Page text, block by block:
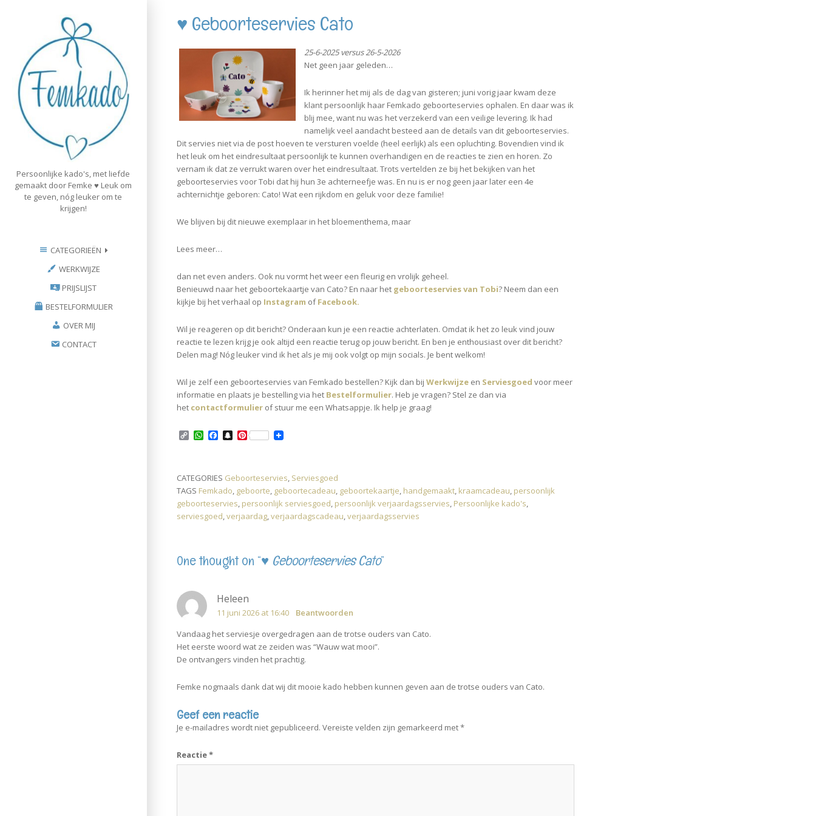
Persoonlijke kado's, met liefde
gemaakt door Femke ♥ Leuk om
te geven, nóg leuker om te
krijgen!
CATEGORIEËN
WERKWIJZE
PRIJSLIJST
BESTELFORMULIER
OVER MIJ
CONTACT
♥ Geboorteservies Cato
25-6-2025 versus 26-5-2026
Net geen jaar geleden…
Ik herinner het mij als de dag van gisteren; juni vorig jaar kwam deze
klant persoonlijk haar Femkado geboorteservies ophalen. En daar was ik
blij mee, want nu was het verzekerd van een veilige levering. Ik had
namelijk veel aandacht besteed aan de details van dit geboorteservies.
Dit servies niet via de post hoeven te versturen voelde (heel eerlijk) als een opluchting. Bovendien vind ik
het leuk om het eindresultaat persoonlijk te kunnen overhandigen en de reacties te zien en horen. Zo
vernam ik dat ze verrukt waren over het eindresultaat. Trots vertelden ze bij het bekijken van het
geboorteservies voor Tobi dat hij hun 3e achterneefje was. En nu is er nog geen jaar later een 4e
achternichtje geboren: Cato! Wat een rijkdom en geluk voor deze familie!
We blijven bij dit nieuwe exemplaar in het bloementhema, maar
Lees meer…
dan net even anders. Ook nu vormt het weer een fleurig en vrolijk geheel.
Benieuwd naar het geboortekaartje van Cato? En naar het geboorteservies van Tobi? Neem dan een
kijkje bij het verhaal op Instagram of Facebook.
Wil je reageren op dit bericht? Onderaan kun je een reactie achterlaten. Omdat ik het zo leuk vind jouw
reactie te lezen krijg je ook altijd een reactie terug op jouw bericht. En ben je enthousiast over dit bericht?
Delen mag! Nóg leuker vind ik het als je mij ook volgt op mijn socials. Je bent welkom!
Wil je zelf een geboorteservies van Femkado bestellen? Kijk dan bijWerkwijze en Serviesgoed voor meer
informatie en plaats je bestelling via het Bestelformulier. Heb je vragen? Stel ze dan via
het contactformulier of stuur me een Whatsappje. Ik help je graag!
C
o
L
i
n
k
W
h
s
A
p
p
F
a
b
o
o
k
S
n
c
h
a
t
P
i
e
r
e
s
t
CATEGORIES Geboorteservies, Serviesgoed
TAGS Femkado, geboorte, geboortecadeau, geboortekaartje, handgemaakt, kraamcadeau, persoonlijk
geboorteservies, persoonlijk serviesgoed, persoonlijk verjaardagsservies, Persoonlijke kado's,
serviesgoed,verjaardag,verjaardagscadeau,verjaardagsservies
One thought on “♥ Geboorteservies Cato”
Heleen
11 juni 2026 at 16:40
Beantwoorden
Vandaag het serviesje overgedragen aan de trotse ouders van Cato.
Het eerste woord wat ze zeiden was “Wauw wat mooi”.
De ontvangers vinden het prachtig.
Femke nogmaals dank dat wij dit mooie kado hebben kunnen geven aan de trotse ouders van Cato.
Geef een reactie
Je e-mailadres wordt niet gepubliceerd. Vereiste velden zijn gemarkeerd met*
Reactie*